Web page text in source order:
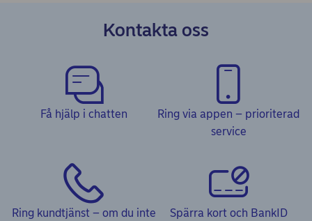
Kontakta oss
Få hjälp i chatten
Ring via appen – prioriterad
service
Ring kundtjänst – om du inte
Spärra kort och BankID